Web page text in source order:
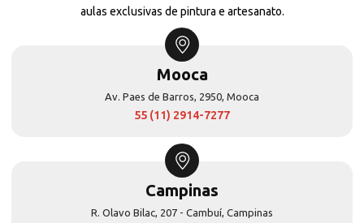
aulas exclusivas de pintura e artesanato.
Mooca
Av. Paes de Barros, 2950, Mooca
55 (11) 2914-7277
Campinas
R. Olavo Bilac, 207 - Cambuí, Campinas